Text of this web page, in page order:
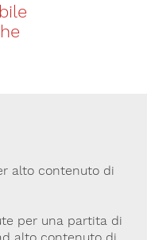
alto contenuto di
per una partita di